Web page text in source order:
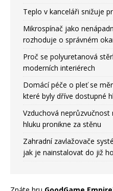
Teplo v kanceláři snižuje
Mikrospínač jako
rozhoduje o správném
Proč se polyuretanová
moderních interiérech
Domácí péče o pleť se
které byly dříve dostupné
Vzduchová
hluku pronikne za stěnu
Zahradní zavlažovače
jak je nainstalovat do již